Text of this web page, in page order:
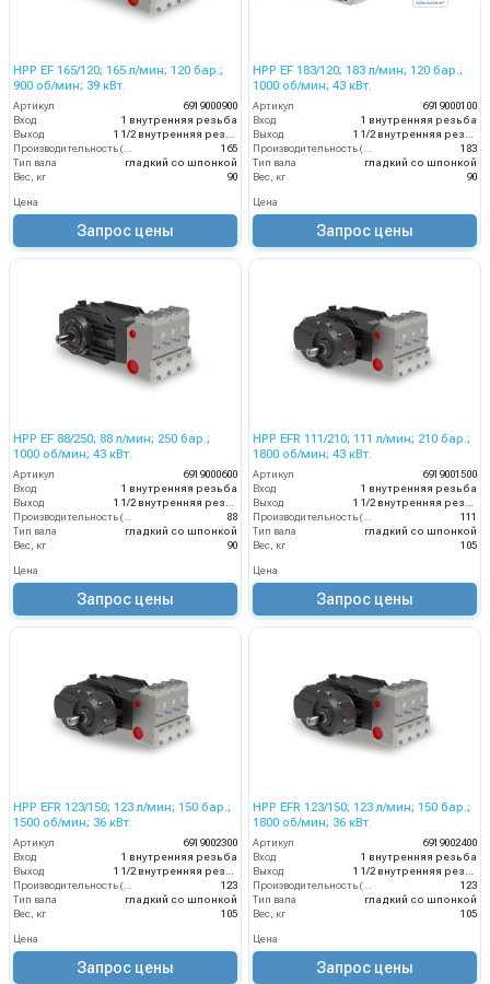
HPP EF 165/120; 165 л/мин; 120 бар.;
900 об/мин; 39 кВт.
Артикул
6919000900
Вход
1 внутренняя резьба
Выход
1 1/2 внутренняя резьба
Производительность (л/мин)
165
Тип вала
гладкий со шпонкой
Вес, кг
90
Цена
Запрос цены
HPP EF 183/120; 183 л/мин; 120 бар.;
1000 об/мин; 43 кВт.
Артикул
6919000100
Вход
1 внутренняя резьба
Выход
1 1/2 внутренняя резьба
Производительность (л/мин)
183
Тип вала
гладкий со шпонкой
Вес, кг
90
Цена
Запрос цены
HPP EF 88/250; 88 л/мин; 250 бар.;
1000 об/мин; 43 кВт.
Артикул
6919000600
Вход
1 внутренняя резьба
Выход
88
Тип вала
гладкий со шпонкой
Вес, кг
90
Цена
Запрос цены
HPP EFR 111/210; 111 л/мин; 210 бар.;
1800 об/мин; 43 кВт.
Артикул
6919001500
Вход
1 внутренняя резьба
Выход
111
Тип вала
гладкий со шпонкой
Вес, кг
105
Цена
Запрос цены
HPP EFR 123/150; 123 л/мин; 150 бар.;
1500 об/мин; 36 кВт.
Артикул
6919002300
Вход
1 внутренняя резьба
Выход
123
Тип вала
гладкий со шпонкой
Вес, кг
105
Цена
Запрос цены
HPP EFR 123/150; 123 л/мин; 150 бар.;
1800 об/мин; 36 кВт.
Артикул
6919002400
Вход
1 внутренняя резьба
Выход
123
Тип вала
гладкий со шпонкой
Вес, кг
105
Цена
Запрос цены